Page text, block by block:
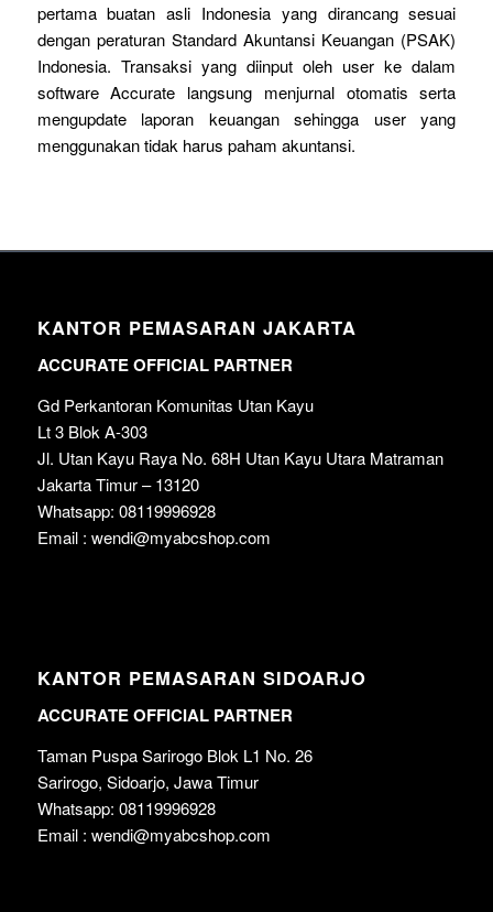
pertama buatan asli Indonesia yang dirancang sesuai
dengan peraturan Standard Akuntansi Keuangan (PSAK)
Indonesia. Transaksi yang diinput oleh user ke dalam
software Accurate langsung menjurnal otomatis serta
mengupdate laporan keuangan sehingga user yang
menggunakan tidak harus paham akuntansi.
KANTOR PEMASARAN JAKARTA
ACCURATE OFFICIAL PARTNER
Gd Perkantoran Komunitas Utan Kayu
Lt 3 Blok A-303
Jl. Utan Kayu Raya No. 68H Utan Kayu Utara Matraman
Jakarta Timur – 13120
Whatsapp: 08119996928
Email : wendi@myabcshop.com
KANTOR PEMASARAN SIDOARJO
ACCURATE OFFICIAL PARTNER
Taman Puspa Sarirogo Blok L1 No. 26
Sarirogo, Sidoarjo, Jawa Timur
Whatsapp: 08119996928
Email : wendi@myabcshop.com